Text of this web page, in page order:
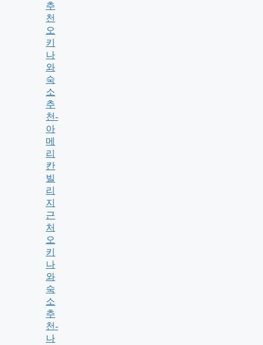
추
천
오
키
나
와
숙
소
추
천-
아
메
리
칸
빌
리
지
근
처
오
키
나
와
숙
소
추
천-
나